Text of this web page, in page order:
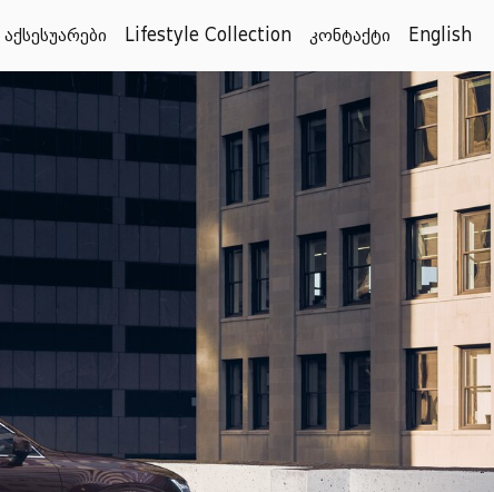
აქსესუარები Lifestyle Collection კონტაქტი English